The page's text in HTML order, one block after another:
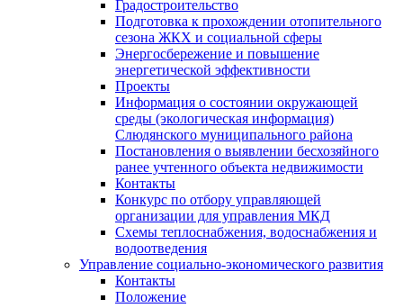
Градостроительство
Подготовка к прохождении отопительного
сезона ЖКХ и социальной сферы
Энергосбережение и повышение
энергетической эффективности
Проекты
Информация о состоянии окружающей
среды (экологическая информация)
Слюдянского муниципального района
Постановления о выявлении бесхозяйного
ранее учтенного объекта недвижимости
Контакты
Конкурс по отбору управляющей
организации для управления МКД
Схемы теплоснабжения, водоснабжения и
водоотведения
Управление социально-экономического развития
Контакты
Положение